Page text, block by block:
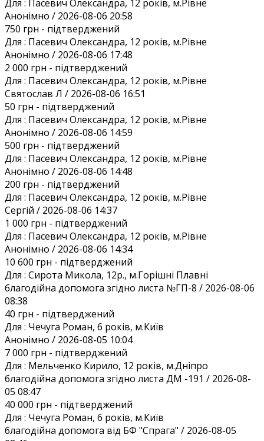
Для : Пасевич Олександра, 12 років, м.Рівне
Анонiмно / 2026-08-06 20:58
750 грн - підтверджений
Для : Пасевич Олександра, 12 років, м.Рівне
Анонiмно / 2026-08-06 17:48
2 000 грн - підтверджений
Для : Пасевич Олександра, 12 років, м.Рівне
Святослав Л / 2026-08-06 16:51
50 грн - підтверджений
Для : Пасевич Олександра, 12 років, м.Рівне
Анонiмно / 2026-08-06 14:59
500 грн - підтверджений
Для : Пасевич Олександра, 12 років, м.Рівне
Анонiмно / 2026-08-06 14:48
200 грн - підтверджений
Для : Пасевич Олександра, 12 років, м.Рівне
Сергій / 2026-08-06 14:37
1 000 грн - підтверджений
Для : Пасевич Олександра, 12 років, м.Рівне
Анонiмно / 2026-08-06 14:34
10 600 грн - підтверджений
Для : Сирота Микола, 12р., м.Горішні Плавні
благодійна допомога згідно листа №ГП-8 / 2026-08-06
08:38
40 грн - підтверджений
Для : Чечуга Роман, 6 років, м.Київ
Анонiмно / 2026-08-05 10:04
7 000 грн - підтверджений
Для : Мельченко Кирило, 12 років, м.Дніпро
благодійна допомога згідно листа ДМ -191 / 2026-08-
05 08:47
40 000 грн - підтверджений
Для : Чечуга Роман, 6 років, м.Київ
благодійна допомога від БФ "Спрага" / 2026-08-05